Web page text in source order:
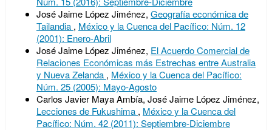
José Jaime López Jiménez, Geografía económica de
Tailandia , México y la Cuenca del Pacífico: Núm. 12
(2001): Enero-Abril
José Jaime López Jiménez, El Acuerdo Comercial de
Relaciones Económicas más Estrechas entre Australia
y Nueva Zelanda , México y la Cuenca del Pacífico:
Núm. 25 (2005): Mayo-Agosto
Carlos Javier Maya Ambía, José Jaime López Jiménez,
Lecciones de Fukushima , México y la Cuenca del
Pacífico: Núm. 42 (2011): Septiembre-Diciembre